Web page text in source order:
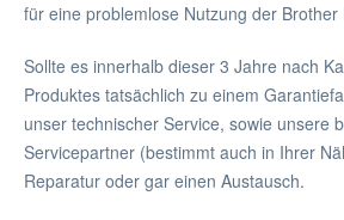
für eine problemlose Nutzung der Brother
Sollte es innerhalb dieser 3 Jahre nach
Produktes tatsächlich zu einem
unser technischer Service, sowie unsere
Servicepartner (bestimmt auch in Ihrer
Reparatur oder gar einen Austausch.